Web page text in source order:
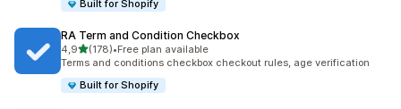
Built for Shopify
RA Term and Condition Checkbox
4,9na 5 gwiazdek
(178)
Łączna liczba recenzji: 178
•Free plan available
Terms and conditions checkbox checkout rules, age verification
Built for Shopify